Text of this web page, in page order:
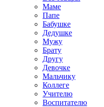
Маме
Папе
Бабушке
Дедушке
Мужу
Брату
Другу
Девочке
Мальчику
Коллеге
Учителю
Воспитателю